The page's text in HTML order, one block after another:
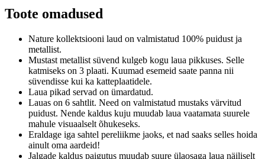
Toote omadused
Nature kollektsiooni laud on valmistatud 100% puidust ja
metallist.
Mustast metallist süvend kulgeb kogu laua pikkuses. Selle
katmiseks on 3 plaati. Kuumad esemeid saate panna nii
süvendisse kui ka katteplaatidele.
Laua pikad servad on ümardatud.
Lauas on 6 sahtlit. Need on valmistatud mustaks värvitud
puidust. Nende kaldus kuju muudab laua vaatamata suurele
mahule visuaalselt õhukeseks.
Eraldage iga sahtel pereliikme jaoks, et nad saaks selles hoida
ainult oma aardeid!
Jalgade kaldus paigutus muudab suure ülaosaga laua näiliselt